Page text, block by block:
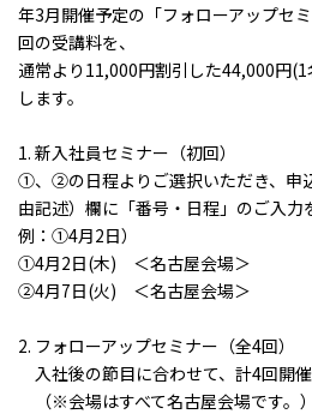
年3月開催予定の「フォローアップセ
回の受講料を、
通常より11,000円割引した44,000円
します。
1. 新入社員セミナー（初回）
①、②の日程よりご選択いただき、申
由記述）欄に「番号・日程」のご入力
例：①4月2日）
①4月2日(木) ＜名古屋会場＞
②4月7日(火) ＜名古屋会場＞
2. フォローアップセミナー（全4回）
入社後の節目に合わせて、計4回開催
（※会場はすべて名古屋会場です。）